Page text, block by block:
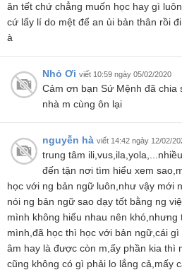
ăn tết chứ chẳng muốn học hay gì
cứ lấy lí do mệt để an ủi bản thân rồi
à
Nhỏ Ơi viết 10:59 ngày 05/02/2020
Cảm ơn bạn Sứ Mệnh đã chia
nhà m cùng ôn lại
nguyễn hà viết 14:42 ngày 12/02/
trung tâm
đến tận nơi tìm hiểu xem
học với ng bản ngữ luôn,như vậy mới
nói ng bản ngữ sao dạy tốt bằng ng
mình không hiểu nhau nên khó,nhưng
mình,đã học thì học với bản ngữ,cái
âm hay là được còn m,ấy phần kia thì
cũng không có gì phải lo lắng cả,mấy